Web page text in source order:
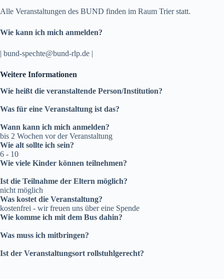
Alle Veranstaltungen des BUND finden im Raum Trier statt.
Wie kann ich mich anmelden?
| bund-spechte@bund-rlp.de |
Weitere Informationen
Wie heißt die veranstaltende Person/Institution?
Was für eine Veranstaltung ist das?
Wann kann ich mich anmelden?
bis 2 Wochen vor der Veranstaltung
Wie alt sollte ich sein?
6 - 10
Wie viele Kinder können teilnehmen?
Ist die Teilnahme der Eltern möglich?
nicht möglich
Was kostet die Veranstaltung?
kostenfrei - wir freuen uns über eine Spende
Wie komme ich mit dem Bus dahin?
Was muss ich mitbringen?
Ist der Veranstaltungsort rollstuhlgerecht?